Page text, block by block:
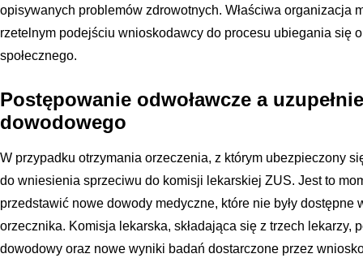
opisywanych problemów zdrowotnych. Właściwa organizacja
rzetelnym podejściu wnioskodawcy do procesu ubiegania się
społecznego.
Postępowanie odwoławcze a
dowodowego
W przypadku otrzymania orzeczenia, z którym ubezpieczony
do wniesienia sprzeciwu do komisji lekarskiej ZUS. Jest to
przedstawić nowe dowody medyczne, które nie były dostępne
orzecznika. Komisja lekarska, składająca się z trzech lekarzy,
dowodowy oraz nowe wyniki badań dostarczone przez